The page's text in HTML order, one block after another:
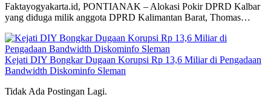
Faktayogyakarta.id, PONTIANAK – Alokasi Pokir DPRD Kalbar
yang diduga milik anggota DPRD Kalimantan Barat, Thomas…
Kejati DIY Bongkar Dugaan Korupsi Rp 13,6 Miliar di Pengadaan
Bandwidth Diskominfo Sleman
Tidak Ada Postingan Lagi.